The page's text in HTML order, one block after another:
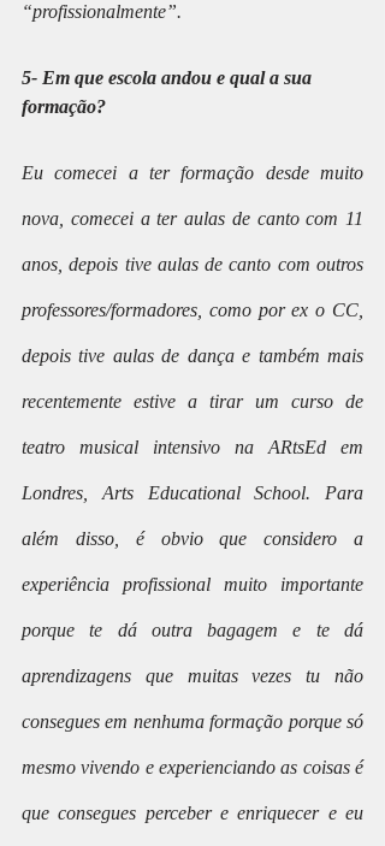
“profissionalmente”.
5- Em que escola andou e qual a sua
formação?
Eu comecei a ter formação desde muito
nova, comecei a ter aulas de canto com 11
anos, depois tive aulas de canto com outros
professores/formadores, como por ex o CC,
depois tive aulas de dança e também mais
recentemente estive a tirar um curso de
teatro musical intensivo na ARtsEd em
Londres, Arts Educational School. Para
além disso, é obvio que considero a
experiência profissional muito importante
porque te dá outra bagagem e te dá
aprendizagens que muitas vezes tu não
consegues em nenhuma formação porque só
mesmo vivendo e experienciando as coisas é
que consegues perceber e enriquecer e eu